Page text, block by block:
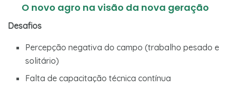
O novo agro na visão da nova geração
Desafios
Percepção negativa do campo (trabalho pesado e
solitário)
Falta de capacitação técnica contínua